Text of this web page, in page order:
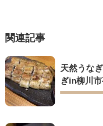
関連記事
天然うな
ぎin柳川